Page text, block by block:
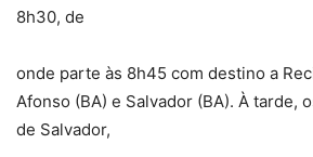
8h30, de
onde parte às 8h45 com destino a
Afonso (BA) e Salvador (BA). À tarde,
de Salvador,